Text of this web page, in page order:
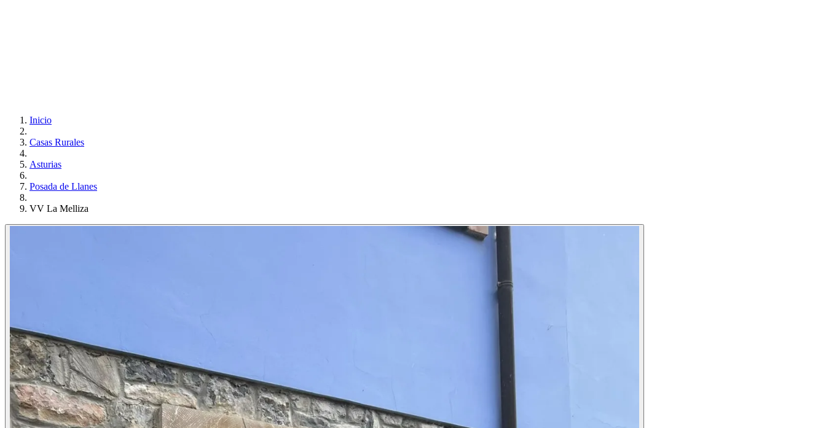
Inicio
Casas Rurales
Asturias
Posada de Llanes
VV La Melliza